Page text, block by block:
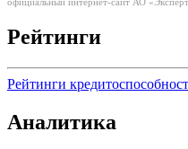
Рейтинги
Рейтинги
Аналитика